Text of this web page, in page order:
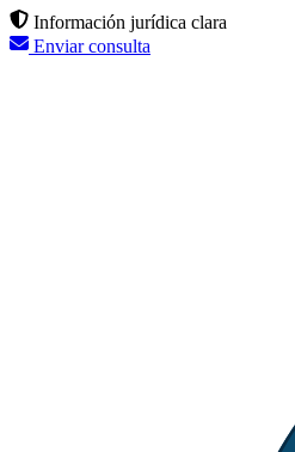
Información jurídica clara
Enviar consulta